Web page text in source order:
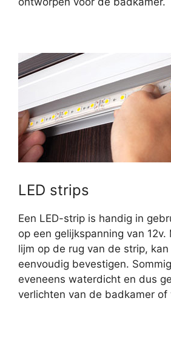
LED strips
Een LED-strip is handig in
op een gelijkspanning van 12v.
lijm op de rug van de strip,
eenvoudig bevestigen.
eveneens waterdicht en dus
verlichten van de badkamer of